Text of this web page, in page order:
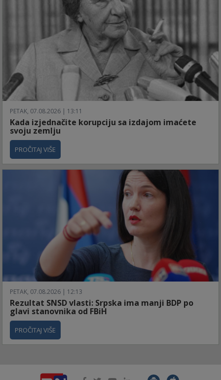
PETAK, 07.08.2026 | 13:11
Kada izjednačite korupciju sa izdajom imaćete
svoju zemlju
PROČITAJ VIŠE
PETAK, 07.08.2026 | 12:13
Rezultat SNSD vlasti: Srpska ima manji BDP po
glavi stanovnika od FBiH
PROČITAJ VIŠE